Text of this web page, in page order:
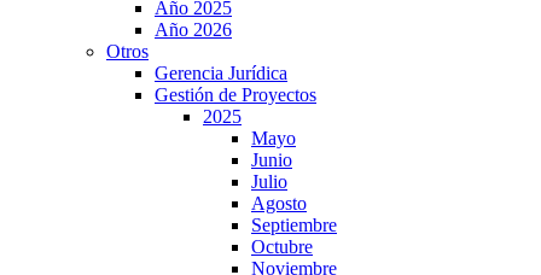
Año 2025
Año 2026
Otros
Gerencia Jurídica
Gestión de Proyectos
2025
Mayo
Junio
Julio
Agosto
Septiembre
Octubre
Noviembre